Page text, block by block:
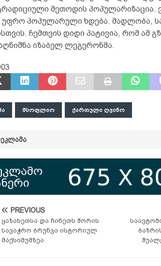
მეთოდის პოპულარიზაცია.
პოპულარული ხდება. მადლობა,
ჩემთვის დიდი პატივია, რომ ამ
იზაბელ ლეგერონმა.
ᲛᲡᲝᲤᲚᲘᲝ ᲥᲐᲠᲗᲣᲚᲘ ᲦᲕᲘᲜᲝ
PREVIOUS
ყაზახეთსა და ჩინეთს შორის
სავაჭრო ბრუნვა ისტორიულ
მაქსიმუმზეა